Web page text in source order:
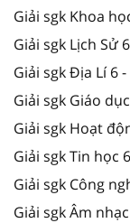
Giải sgk Khoa
Giải sgk Lịch Sử
Giải sgk Địa Lí 6 -
Giải sgk Giáo
Giải sgk Hoạt
Giải sgk Tin học
Giải sgk Công
Giải sgk Âm